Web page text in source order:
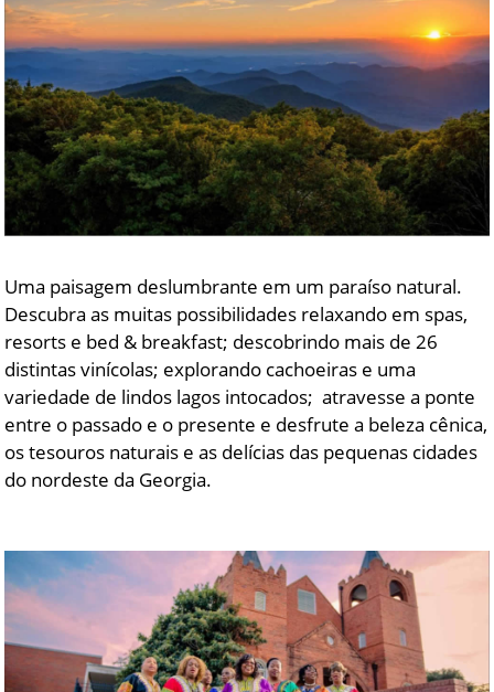
Uma paisagem deslumbrante em um paraíso natural.
Descubra as muitas possibilidades relaxando em spas,
resorts e bed & breakfast; descobrindo mais de 26
distintas vinícolas; explorando cachoeiras e uma
variedade de lindos lagos intocados; atravesse a ponte
entre o passado e o presente e desfrute a beleza cênica,
os tesouros naturais e as delícias das pequenas cidades
do nordeste da Georgia.